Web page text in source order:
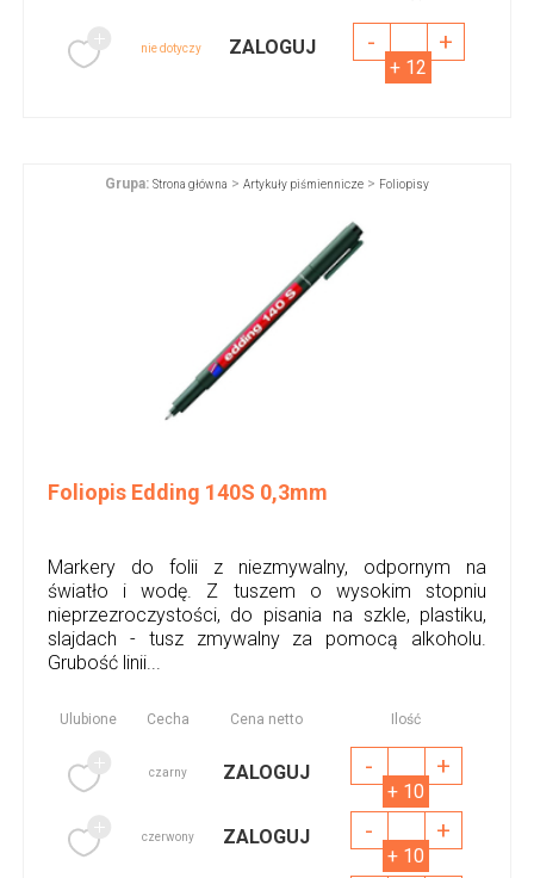
nie dotyczy ZALOGUJ - +
+ 12
Grupa: Strona główna > Artykuły piśmiennicze > Foliopisy
Foliopis Edding 140S 0,3mm
Markery do folii z niezmywalny, odpornym na
światło i wodę. Z tuszem o wysokim stopniu
nieprzezroczystości, do pisania na szkle, plastiku,
slajdach - tusz zmywalny za pomocą alkoholu.
Grubość linii...
Ulubione Cecha Cena netto Ilość
czarny ZALOGUJ - +
+ 10
czerwony ZALOGUJ - +
+ 10